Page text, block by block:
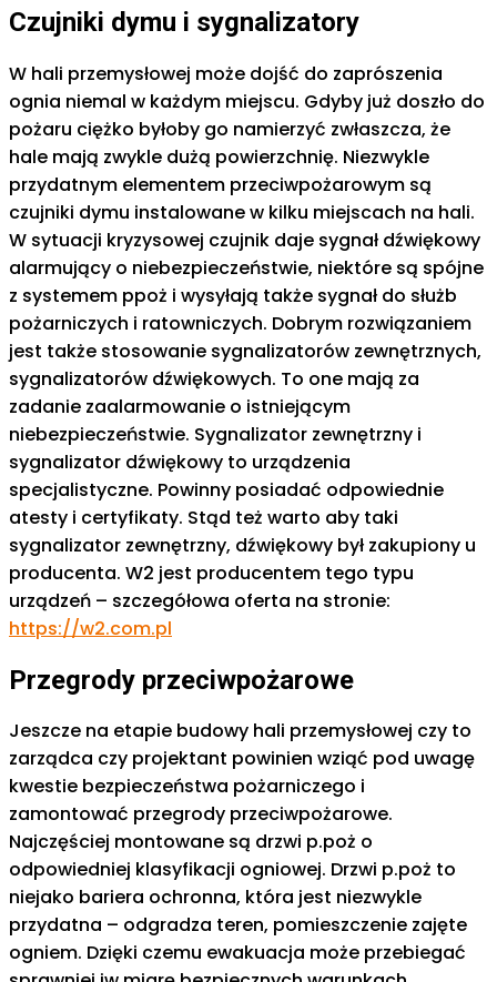
Czujniki dymu i sygnalizatory
W hali przemysłowej może dojść do zaprószenia
ognia niemal w każdym miejscu. Gdyby już doszło do
pożaru ciężko byłoby go namierzyć zwłaszcza, że
hale mają zwykle dużą powierzchnię. Niezwykle
przydatnym elementem przeciwpożarowym są
czujniki dymu instalowane w kilku miejscach na hali.
W sytuacji kryzysowej czujnik daje sygnał dźwiękowy
alarmujący o niebezpieczeństwie, niektóre są spójne
z systemem ppoż i wysyłają także sygnał do służb
pożarniczych i ratowniczych. Dobrym rozwiązaniem
jest także stosowanie sygnalizatorów zewnętrznych,
sygnalizatorów dźwiękowych. To one mają za
zadanie zaalarmowanie o istniejącym
niebezpieczeństwie. Sygnalizator zewnętrzny i
sygnalizator dźwiękowy to urządzenia
specjalistyczne. Powinny posiadać odpowiednie
atesty i certyfikaty. Stąd też warto aby taki
sygnalizator zewnętrzny, dźwiękowy był zakupiony u
producenta. W2 jest producentem tego typu
urządzeń – szczegółowa oferta na stronie:
https://w2.com.pl
Przegrody przeciwpożarowe
Jeszcze na etapie budowy hali przemysłowej czy to
zarządca czy projektant powinien wziąć pod uwagę
kwestie bezpieczeństwa pożarniczego i
zamontować przegrody przeciwpożarowe.
Najczęściej montowane są drzwi p.poż o
odpowiedniej klasyfikacji ogniowej. Drzwi p.poż to
niejako bariera ochronna, która jest niezwykle
przydatna – odgradza teren, pomieszczenie zajęte
ogniem. Dzięki czemu ewakuacja może przebiegać